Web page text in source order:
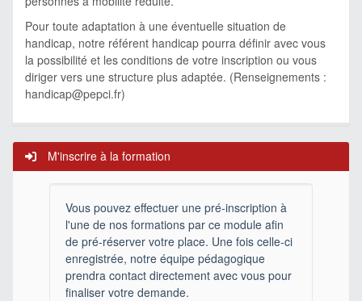
Pour toute adaptation à une éventuelle situation de
handicap, notre référent handicap pourra définir avec vous
la possibilité et les conditions de votre inscription ou vous
diriger vers une structure plus adaptée. (Renseignements :
handicap@pepci.fr)
M'inscrire à la formation
Vous pouvez effectuer une pré-inscription à
l'une de nos formations par ce module afin
de pré-réserver votre place. Une fois celle-ci
enregistrée, notre équipe pédagogique
prendra contact directement avec vous pour
finaliser votre demande.